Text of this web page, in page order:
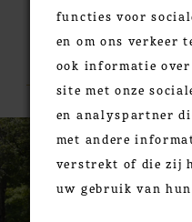
Related
Products
Carousel
Skip
to
end
PAUSE AUTOPLAY
PREVIOUS SLIDE
NEXT SLIDE
0
1
3
functies voor
en om ons verkeer
ook informatie
site met onze
en analyspartner
met andere
verstrekt of die zij
uw gebruik van